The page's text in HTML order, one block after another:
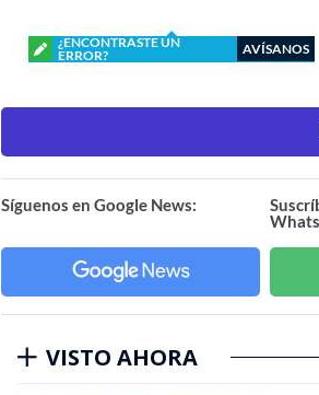
¿ENCONTRASTE UN
ERROR?
AVÍSANOS
Síguenos en Google News:
VISTO AHORA